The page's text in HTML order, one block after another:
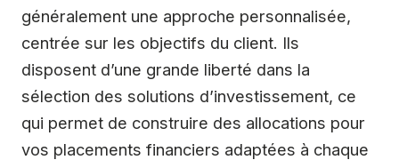
généralement une approche personnalisée,
centrée sur les objectifs du client. Ils
disposent d’une grande liberté dans la
sélection des solutions d’investissement, ce
qui permet de construire des allocations pour
vos placements financiers adaptées à chaque